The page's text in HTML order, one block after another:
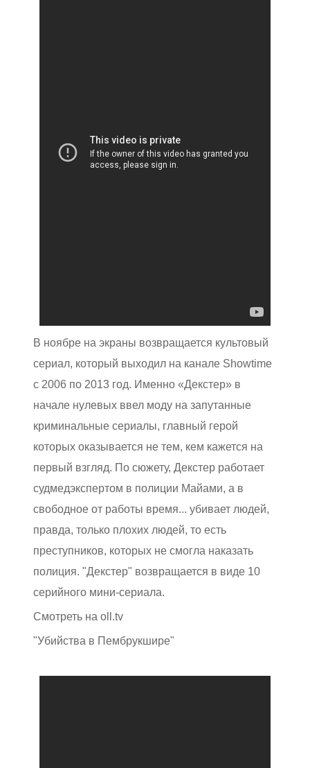
В ноябре на экраны возвращается культовый
сериал, который выходил на канале Showtime
с 2006 по 2013 год. Именно «Декстер» в
начале нулевых ввел моду на запутанные
криминальные сериалы, главный герой
которых оказывается не тем, кем кажется на
первый взгляд. По сюжету, Декстер работает
судмедэкспертом в полиции Майами, а в
свободное от работы время... убивает людей,
правда, только плохих людей, то есть
преступников, которых не смогла наказать
полиция. "Декстер" возвращается в виде 10
серийного мини-сериала.
Смотреть на oll.tv
"Убийства в Пембрукшире"